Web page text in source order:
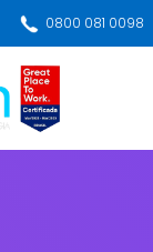
0800 081 0098